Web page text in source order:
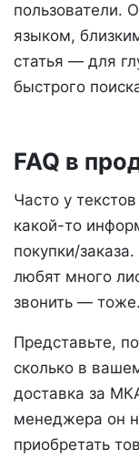
пользователи.
языком,
статья — для
быстрого
FAQ в
Часто у
какой-то
покупки/
любят много
звонить — тоже.
Представьте,
сколько в
доставка за
менеджера он
приобретать